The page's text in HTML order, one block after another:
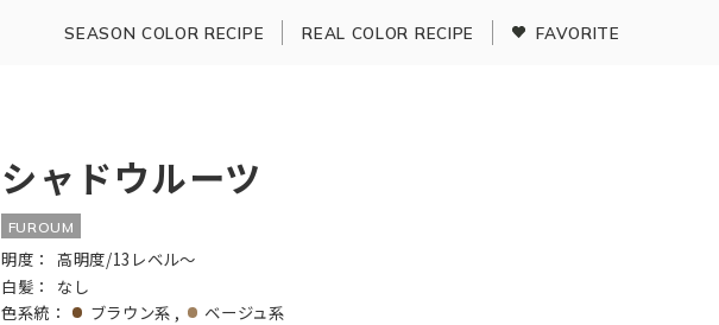
SEASON COLOR RECIPE REAL COLOR RECIPE FAVORITE
シャドウルーツ
FUROUM
明度： 高明度/13レベル〜
白髪：
なし
色系統：
ブラウン系 ベージュ系